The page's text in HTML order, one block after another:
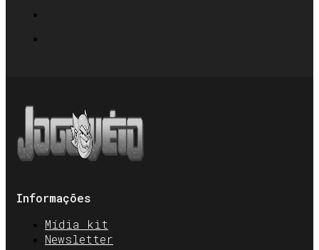
Informações
Mídia kit
Newsletter